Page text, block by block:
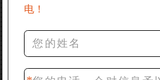
36分钟前 罗先生：每小时100吨
42分钟前 梁先生：膨润土磨到
备？
电！